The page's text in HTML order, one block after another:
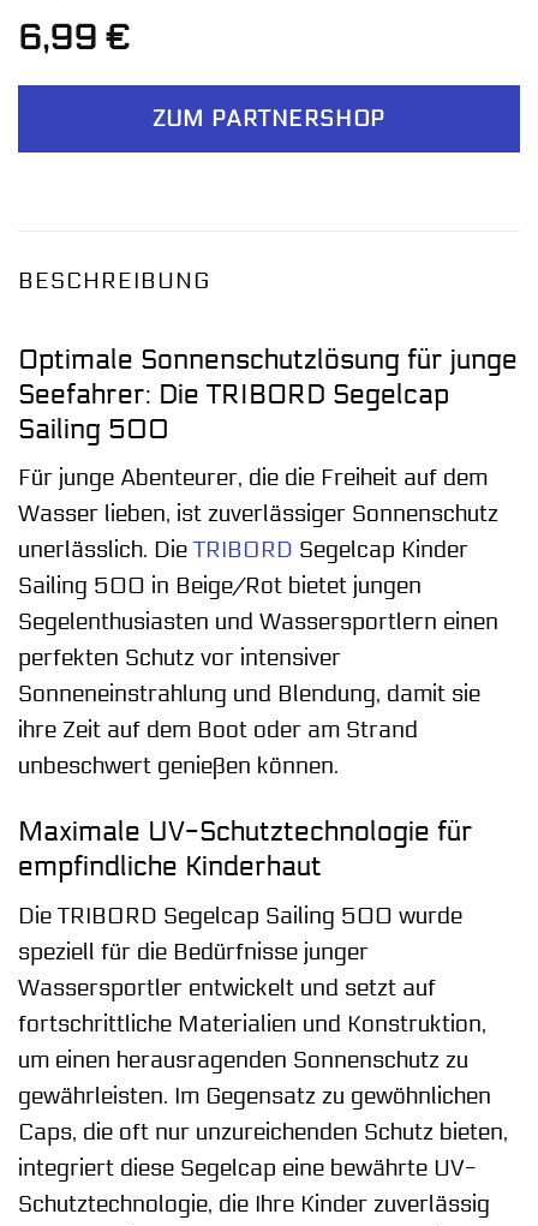
6,99 €
ZUM PARTNERSHOP
BESCHREIBUNG
Optimale Sonnenschutzlösung für junge
Seefahrer: Die TRIBORD Segelcap
Sailing 500
Für junge Abenteurer, die die Freiheit auf dem
Wasser lieben, ist zuverlässiger Sonnenschutz
unerlässlich. Die TRIBORD Segelcap Kinder
Sailing 500 in Beige/Rot bietet jungen
Segelenthusiasten und Wassersportlern einen
perfekten Schutz vor intensiver
Sonneneinstrahlung und Blendung, damit sie
ihre Zeit auf dem Boot oder am Strand
unbeschwert genießen können.
Maximale UV-Schutztechnologie für
empfindliche Kinderhaut
Die TRIBORD Segelcap Sailing 500 wurde
speziell für die Bedürfnisse junger
Wassersportler entwickelt und setzt auf
fortschrittliche Materialien und Konstruktion,
um einen herausragenden Sonnenschutz zu
gewährleisten. Im Gegensatz zu gewöhnlichen
Caps, die oft nur unzureichenden Schutz bieten,
integriert diese Segelcap eine bewährte UV-
Schutztechnologie, die Ihre Kinder zuverlässig